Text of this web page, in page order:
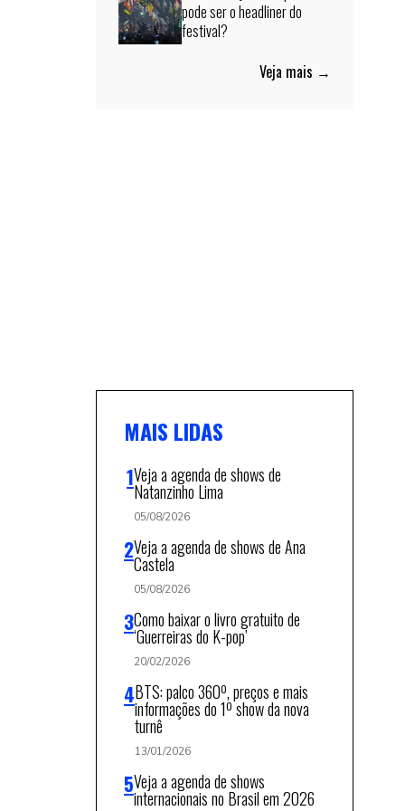
pode ser o headliner do
festival?
Veja mais →
MAIS LIDAS
Veja a agenda de shows de
Natanzinho Lima
05/08/2026
Veja a agenda de shows de Ana
Castela
05/08/2026
Como baixar o livro gratuito de
‘Guerreiras do K-pop’
20/02/2026
BTS: palco 360º, preços e mais
informações do 1º show da nova
turnê
13/01/2026
Veja a agenda de shows
internacionais no Brasil em 2026